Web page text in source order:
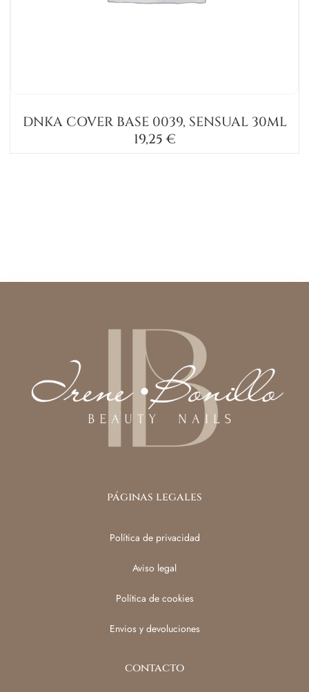
DNKA COVER BASE 0039, SENSUAL 30ML
19,25€
páginas legales
Política de privacidad
Aviso legal
Política de cookies
Envios y devoluciones
contacto